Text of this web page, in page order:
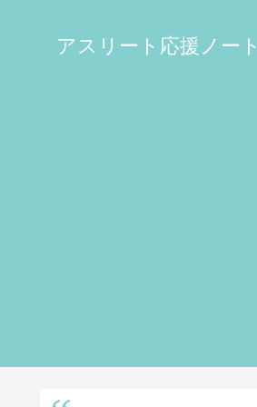
アスリート応援ノート